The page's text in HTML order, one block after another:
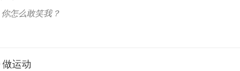
你怎么敢笑我？
做运动